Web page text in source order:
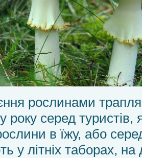
рослинами
року серед туристів,
в їжу, або
у літніх таборах, на